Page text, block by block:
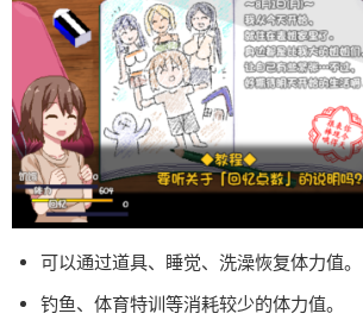
可以通过道具、睡觉、洗澡恢复体力值。
钓鱼、体育特训等消耗较少的体力值。